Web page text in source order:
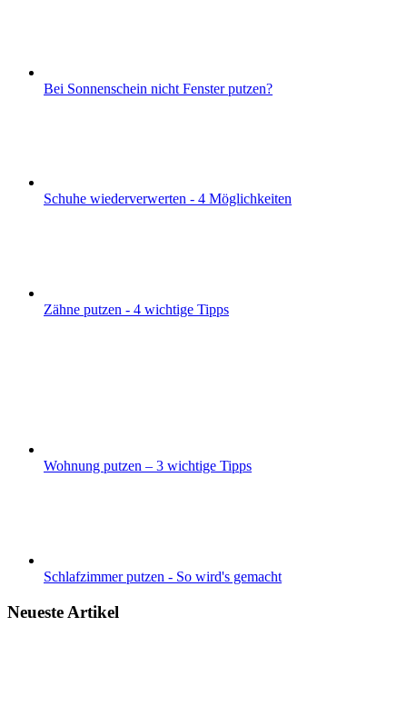
Bei Sonnenschein nicht Fenster putzen?
Schuhe wiederverwerten - 4 Möglichkeiten
Zähne putzen - 4 wichtige Tipps
Wohnung putzen – 3 wichtige Tipps
Schlafzimmer putzen - So wird's gemacht
Neueste Artikel